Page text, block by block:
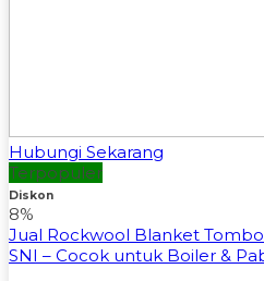
Hubungi Sekarang
Terpopuler
Diskon
8%
Jual Rockwool Blanket
SNI – Cocok untuk Boiler &